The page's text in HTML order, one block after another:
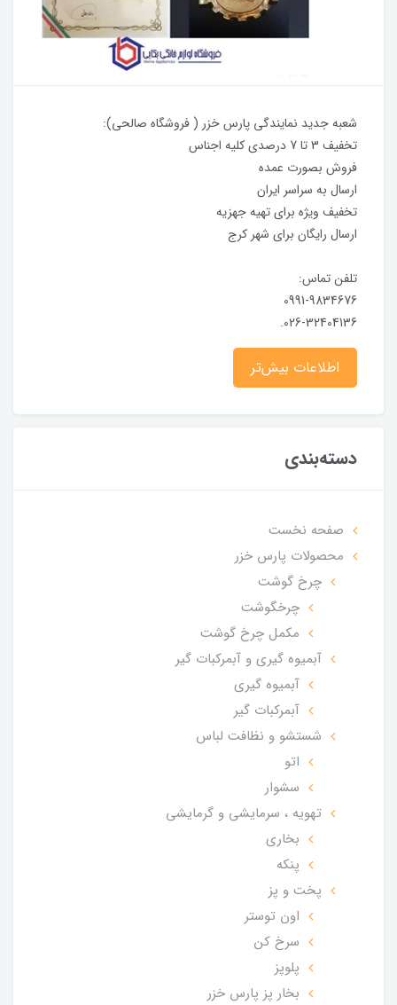
شعبه جدید نمایندگی پارس خزر ( فروشگاه صالحی):
تخفیف 3 تا 7 درصدی کلیه اجناس
فروش بصورت عمده
ارسال به سراسر ایران
تخفیف ویژه برای تهیه جهزیه
ارسال رایگان برای شهر کرج
تلفن تماس:
0991-9834676
026-32404136.
اطلاعات بیش‌تر
دسته‌بندی
صفحه نخست
محصولات پارس خزر
چرخ گوشت
چرخگوشت
مکمل چرخ گوشت
آبمیوه گیری و آبمرکبات گیر
آبمیوه گیری
آبمرکبات گیر
شستشو و نظافت لباس
اتو
سشوار
تهویه ، سرمایشی و گرمایشی
بخاری
پنکه
پخت و پز
اون توستر
سرخ کن
پلوپز
بخار پز پارس خزر